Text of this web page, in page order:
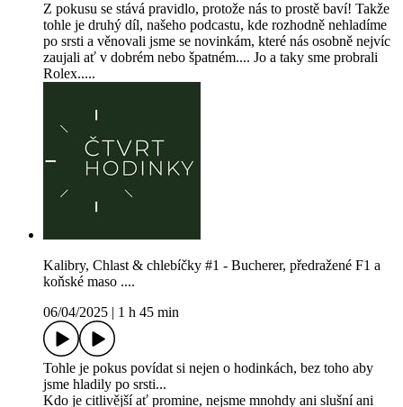
Z pokusu se stává pravidlo, protože nás to prostě baví! Takže
tohle je druhý díl, našeho podcastu, kde rozhodně nehladíme
po srsti a věnovali jsme se novinkám, které nás osobně nejvíc
zaujali ať v dobrém nebo špatném.... Jo a taky sme probrali
Rolex.....
Kalibry, Chlast & chlebíčky #1 - Bucherer, předražené F1 a
koňské maso ....
06/04/2025
1 h 45 min
Tohle je pokus povídat si nejen o hodinkách, bez toho aby
jsme hladily po srsti...
Kdo je citlivější ať promine, nejsme mnohdy ani slušní ani